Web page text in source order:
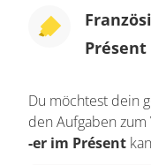
Du möchtest dein
den Aufgaben zum
-er im Présent